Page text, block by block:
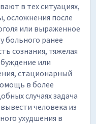
в тех ситуациях,
осложнения после
или выраженное
больного ранее
сознания, тяжелая
или
стационарный
в более
случаях задача
человека из
ухудшения в